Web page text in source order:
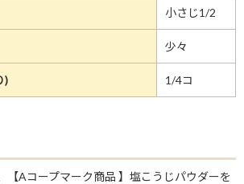
小さじ1/2
少々
) 1/4コ
【Aコープマーク商品 】塩こうじパウダーを